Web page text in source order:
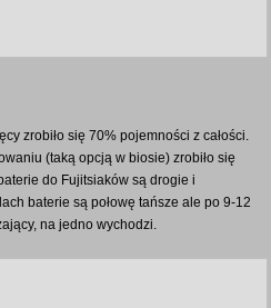
zrobiło się 70% pojemności z całości.
(taką opcją w biosie) zrobiło się
do Fujitsiaków są drogie i
baterie są połowę tańsze ale po 9-12
na jedno wychodzi.